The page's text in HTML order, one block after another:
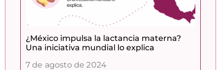
¿México impulsa la lactancia materna?
Una iniciativa mundial lo explica
7 de agosto de 2024